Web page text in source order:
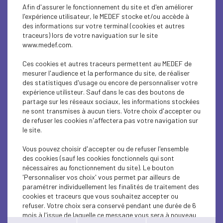
EDUCATION-TRAINING
SOCIAL
SOCIAL
SOCIAL
EDUCATION-TRAINING
EDUCATION-TRAINING
EDUCATION-TRAINING
ECONOMY
INTERNATIONAL - EUROPE
EDUCATION-TRAINING
EDUCATION-TRAINING
Afin d'assurer le fonctionnement du site et d'en améliorer
l'expérience utilisateur, le MEDEF stocke et/ou accède à
des informations sur votre terminal (cookies et autres
traceurs) lors de votre naviguation sur le site
www.medef.com.
Ces cookies et autres traceurs permettent au MEDEF de
mesurer l'audience et la performance du site, de réaliser
des statistiques d'usage ou encore de personnaliser votre
expérience utilisteur. Sauf dans le cas des boutons de
partage sur les réseaux sociaux, les informations stockées
ne sont transmises à aucun tiers. Votre choix d'accepter ou
de refuser les cookies n'affectera pas votre navigation sur
le site.
Vous pouvez choisir d'accepter ou de refuser l'ensemble
des cookies (sauf les cookies fonctionnels qui sont
nécessaires au fonctionnement du site). Le bouton
'Personnaliser vos choix' vous permet par ailleurs de
paramétrer individuellement les finalités de traitement des
cookies et traceurs que vous souhaitez accepter ou
refuser. Votre choix sera conservé pendant une durée de 6
mois à l'issue de laquelle ce message vous sera à nouveau